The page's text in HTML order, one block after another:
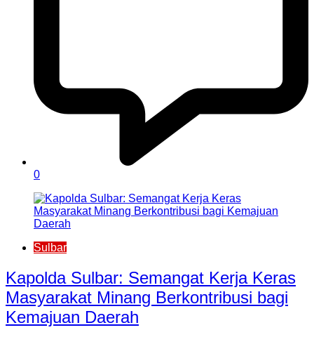
0
Sulbar
Kapolda Sulbar: Semangat Kerja Keras
Masyarakat Minang Berkontribusi bagi
Kemajuan Daerah